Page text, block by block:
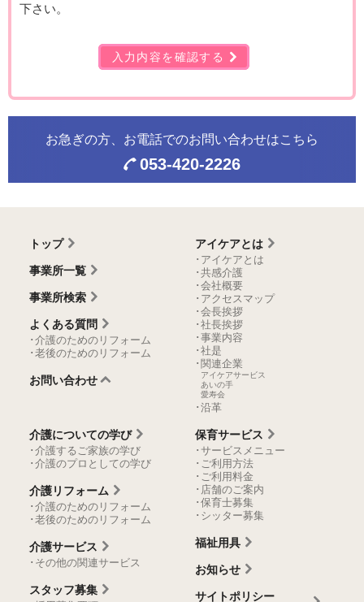
下さい。
入力内容を確認する
お急ぎの方、お電話でのお問い合わせはこちら
053-420-2226
トップ
事業所一覧
事業所検索
よくある質問
･介護のためのリフォーム
･老後のためのリフォーム
お問い合わせ
アイケアとは
･アイケアとは
･共感介護
･会社概要
･アクセスマップ
･会長挨拶
･社長挨拶
･事業内容
･社是
･関連企業
アイケアサービス
あいの手
愛寿会
･沿革
介護についての学び
･介護するご家族の学び
･介護のプロとしての学び
介護リフォーム
･介護のためのリフォーム
･老後のためのリフォーム
介護サービス
･その他の関連サービス
スタッフ募集
保育サービス
･サービスメニュー
･ご利用方法
･ご利用料金
･店舗のご案内
･保育士募集
･シッター募集
福祉用具
お知らせ
サイトポリシー